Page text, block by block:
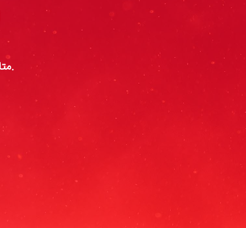
متاسفانه هاستینگ سایت شما به اتمام رسیده است.